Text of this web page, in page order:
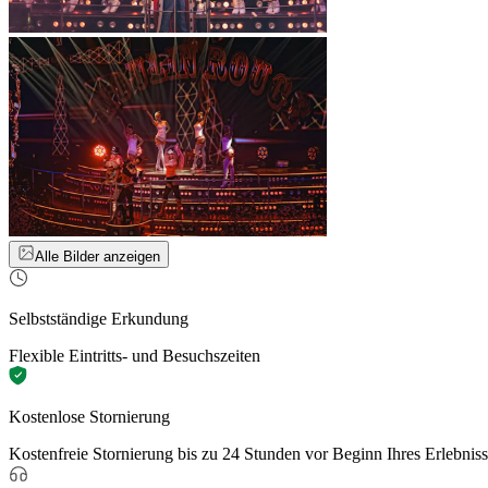
Alle Bilder anzeigen
Selbstständige Erkundung
Flexible Eintritts- und Besuchszeiten
Kostenlose Stornierung
Kostenfreie Stornierung bis zu 24 Stunden vor Beginn Ihres